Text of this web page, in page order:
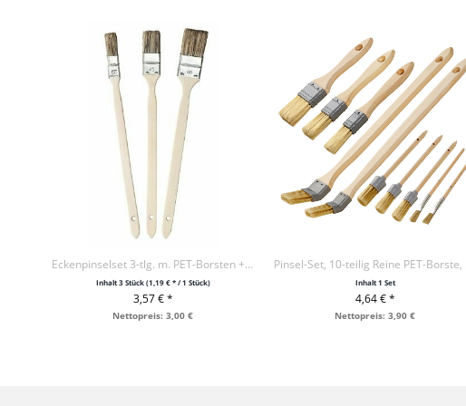
Eckenpinselset 3-tlg. m. PET-Borsten + Holzgriff
Inhalt3 Stück(1,19 € * / 1 Stück)
3,57 € *
+ IN DEN WARENKORB
Nettopreis: 3,00 €
Inhalt1 Set
4,64 € *
+ IN DEN WARENKORB
Nettopreis: 3,90 €